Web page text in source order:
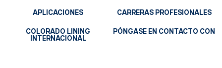
APLICACIONES
COLORADO LINING
INTERNACIONAL
CARRERAS PROFESIONALES
PÓNGASE EN CONTACTO CON